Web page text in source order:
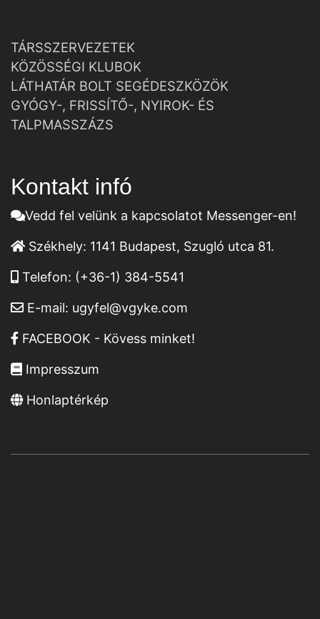
TÁRSSZERVEZETEK
KÖZÖSSÉGI KLUBOK
LÁTHATÁR BOLT SEGÉDESZKÖZÖK
GYÓGY-, FRISSÍTŐ-, NYIROK- ÉS
TALPMASSZÁZS
Kontakt infó
Vedd fel velünk a kapcsolatot Messenger-en!
Székhely: 1141 Budapest, Szugló utca 81.
Telefon: (+36-1) 384-5541
E-mail: ugyfel@vgyke.com
FACEBOOK - Kövess minket!
Impresszum
Honlaptérkép